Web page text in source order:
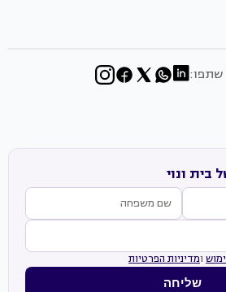
בית ונוי
ומדיניות הפרטיות
שליחה